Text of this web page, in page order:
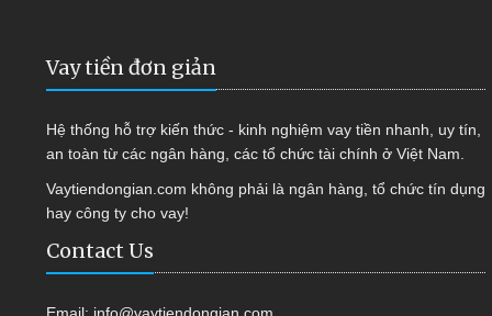
Vay tiền đơn giản
Hệ thống hỗ trợ kiến thức - kinh nghiệm vay tiền nhanh, uy tín,
an toàn từ các ngân hàng, các tổ chức tài chính ở Việt Nam.
Vaytiendongian.com không phải là ngân hàng, tổ chức tín dụng
hay công ty cho vay!
Contact Us